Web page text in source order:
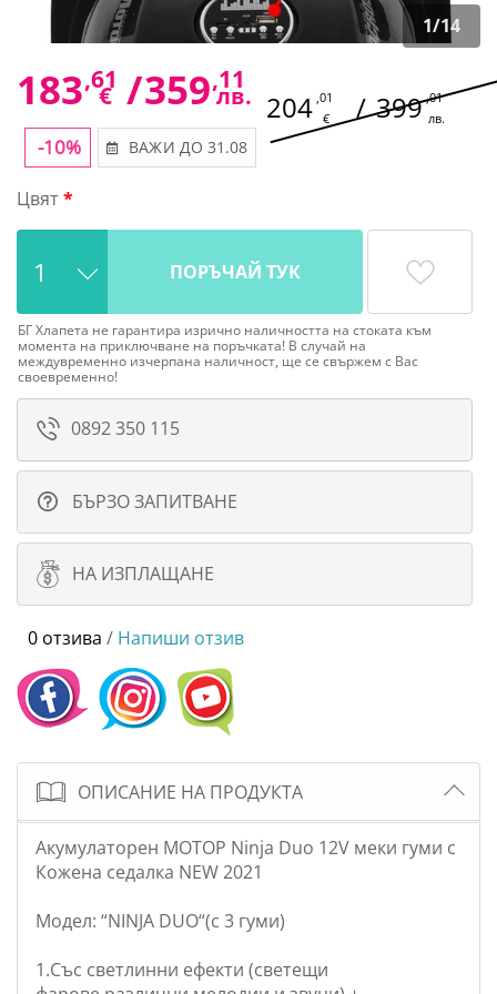
1/14
183,61
€ /359,11
лв. 204 ,01
€
/399 ,01
лв.
-10% ВАЖИ ДО 31.08
Цвят
ПОРЪЧАЙ ТУК
БГ Хлапета не гарантира изрично наличността на стоката към
момента на приключване на поръчката! В случай на
междувременно изчерпана наличност, ще се свържем с Вас
своевременно!
0892 350 115
БЪРЗО ЗАПИТВАНЕ
НА ИЗПЛАЩАНЕ
0 отзива / Напиши отзив
ОПИСАНИЕ НА ПРОДУКТА
Акумулаторен МОТОР Ninja Duo 12V меки гуми с
Кожена седалка NEW 2021
Модел: “NINJA DUO“(с 3 гуми)
1.Със светлинни ефекти (светещи